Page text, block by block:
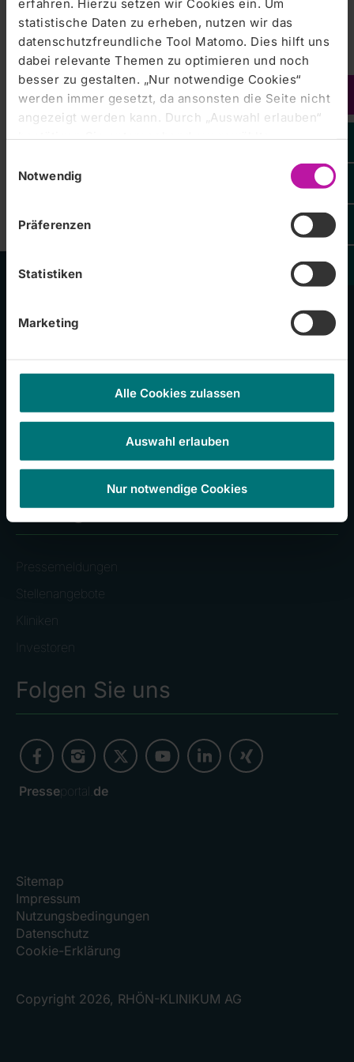
statistische Daten zu erheben, nutzen wir das
datenschutzfreundliche Tool Matomo. Dies hilft uns
dabei relevante Themen zu optimieren und noch
besser zu gestalten. „Nur notwendige Cookies“
werden immer gesetzt, da ansonsten die Seite nicht
angezeigt werden kann. Durch „Auswahl erlauben“
bestätigen Sie entsprechend ausgewählte
erlauben Sie alle eingesetzten Cookies. Sie können
Ihre
Einstellungen anpassen. Weitere Informationen
finden Sie auch in unserer
Datenschutzerklärung
Notwendig
Präferenzen
Statistiken
Marketing
Alle Cookies zulassen
Auswahl erlauben
Nur notwendige Cookies
Veranstaltungen, Filme > Podcast Freche Fragen
Unsere Kliniken
RHÖN-KLINIKUM Campus Bad Neustadt
Klinikum Frankfurt (Oder)
Universitätsklinikum Gießen und Marburg
Zentralklinik Bad Berka
Häufig besuchte Seiten
Pressemeldungen
Stellenangebote
Kliniken
Investoren
Folgen Sie uns
Presseportal. de
Sitemap
Impressum
Nutzungsbedingungen
Datenschutz
Cookie-Erklärung
Copyright 2026, RHÖN-KLINIKUM AG